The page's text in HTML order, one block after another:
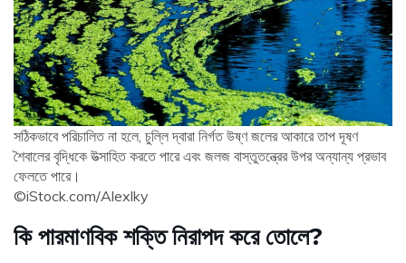
সঠিকভাবে পরিচালিত না হলে, চুল্লি দ্বারা নির্গত উষ্ণ জলের আকারে তাপ দূষণ
শৈবালের বৃদ্ধিকে উত্সাহিত করতে পারে এবং জলজ বাস্তুতন্ত্রের উপর অন্যান্য প্রভাব
ফেলতে পারে।
©iStock.com/Alexlky
কি পারমাণবিক শক্তি নিরাপদ করে তোলে?